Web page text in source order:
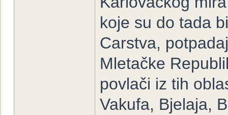
koje su do tada
Carstva,
Mletačke
povlači iz tih
Vakufa, Bjelaja,